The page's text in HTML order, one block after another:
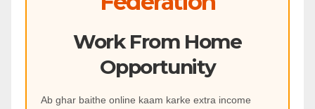
Work From Home
Opportunity
Ab ghar baithe online kaam karke extra income